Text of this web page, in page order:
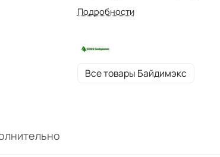
воздействия негативных
чистое Bio-масло. Отделка
выполнена с применением
высококачественной
Подробности
Все товары Байдимэкс